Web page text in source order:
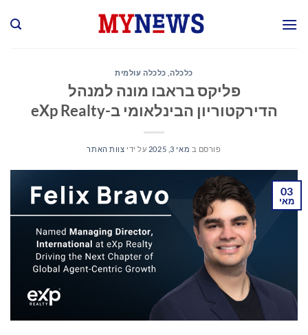
כלכלה, כלכלה עולמית
פליקס בראבו מונה למנהל
הדירקטוריון הבינלאומי ב-eXp Realty
פורסם ב מאי 3, 2025 על ידי צוות האתר
03
מאי